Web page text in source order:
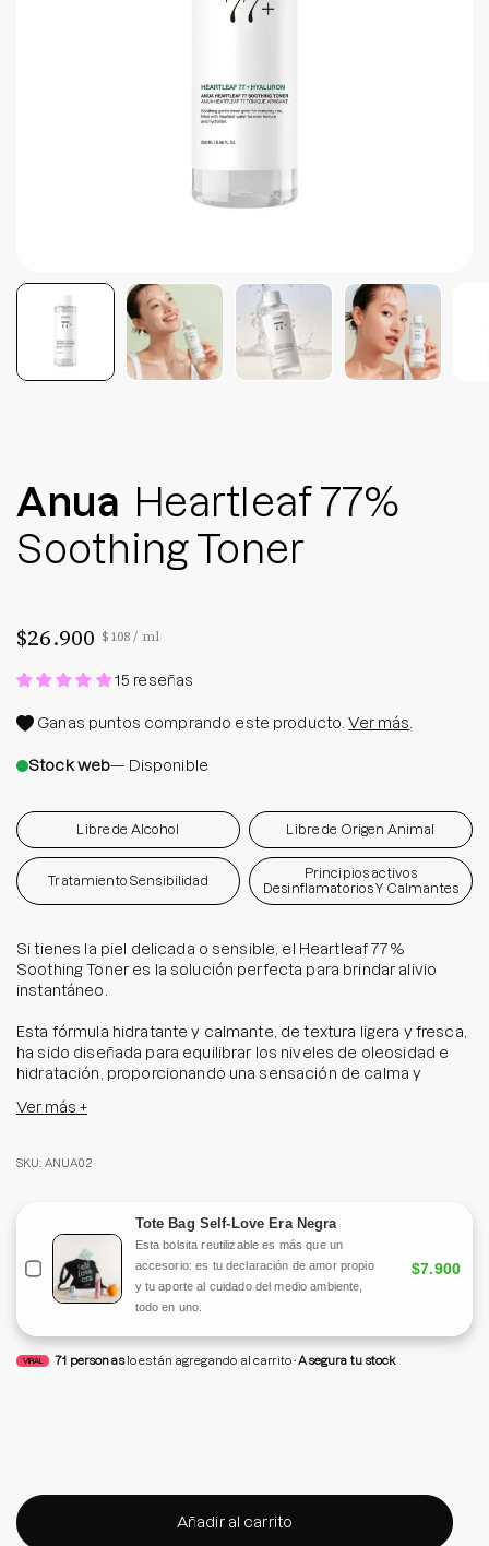
Rastrear mi Pedido
Parches para manchitas pos acné
Anua Heartleaf 77%
Soothing Toner
$26.900 Precio por unidad
$108 /por
ml
15 reseñas
Ganas puntos comprando este producto.Ver más
Stock web— Disponible
Libre de Alcohol Libre de Origen Animal
Tratamiento Sensibilidad
Principios activos
Desinflamatorios Y Calmantes
Si tienes la piel delicada o sensible, el Heartleaf 77%
Soothing Toner es la solución perfecta para brindar alivio
instantáneo.
Esta fórmula hidratante y calmante, de textura ligera y fresca,
ha sido diseñada para equilibrar los niveles de oleosidad e
hidratación, proporcionando una sensación de calma y
13%.
Gracias a su composición gentil, que incluye un 77% de
humecta la piel, aportando luminosidad y suavidad.
Tamaño: 250 ml
Ver más +
SKU: ANUA02
Tote Bag Self-Love Era Negra
Esta bolsita reutilizable es más que un
accesorio: es tu declaración de amor propio
y tu aporte al cuidado del medio ambiente,
todo en uno.
$7.900
VIRAL 71 personas lo están agregando al carrito Asegura tu stock
Añadir al carrito